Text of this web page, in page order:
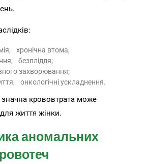
хронічна втома;
безпліддя;
захворювання;
онкологічні ускладнення.
крововтрата може
життя жінки.
аномальних